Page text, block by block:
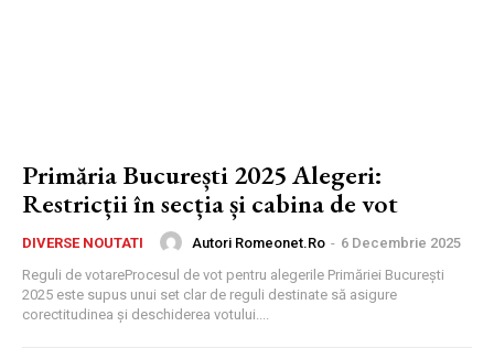
Primăria București 2025 Alegeri:
Restricții în secția și cabina de vot
DIVERSE NOUTATI Autori Romeonet.ro - 6 Decembrie 2025
Reguli de votareProcesul de vot pentru alegerile Primăriei București
2025 este supus unui set clar de reguli destinate să asigure
corectitudinea și deschiderea votului....